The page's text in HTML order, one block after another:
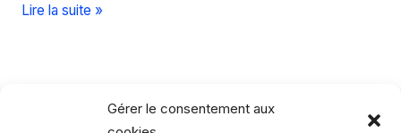
Gérer le consentement aux
Explorez
Lire la suite »